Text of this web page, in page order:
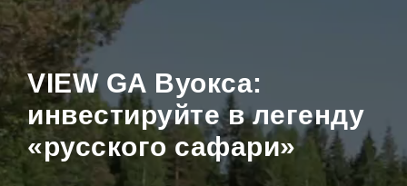
VIEW GA Вуокса:
инвестируйте в легенду
«русского сафари»